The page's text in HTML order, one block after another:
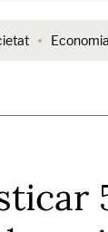
Economia